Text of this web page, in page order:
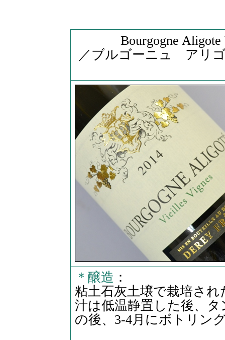
Bourgogne
／ブルゴーニュ アリ
＊醸造 ：
粘土石灰土壌で栽培さ
汁は低温静置した後、
の後、3-4月にボトリン